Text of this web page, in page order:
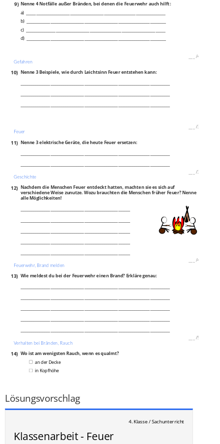
9) Nenne 4 Notfälle außer Bränden, bei denen die Feuerwehr auch hilft:
a) ______________________________________________________________________
b) ______________________________________________________________________
c) ______________________________________________________________________
d) ______________________________________________________________________
/4P
Gefahren
10) Nenne 3 Beispiele, wie durch Leichtsinn Feuer entstehen kann:
/3P
Feuer
11) Nenne 3 elektrische Geräte, die heute Feuer ersetzen:
/3P
Geschichte
12) Nachdem die Menschen Feuer entdeckt hatten, machten sie es sich auf
verschiedene Weise zunutze. Wozu brauchten die Menschen früher Feuer? Nenne
alle Möglichkeiten!
/4P
Feuerwehr, Brand melden
13) Wie meldest du bei der Feuerwehr einen Brand? Erkläre genau:
/5P
Verhalten bei Bränden, Rauch
14) Wo ist am wenigsten Rauch, wenn es qualmt?
an der Decke
in Kopfhöhe
Lösungsvorschlag
4. Klasse / Sachunterricht
Klassenarbeit - Feuer